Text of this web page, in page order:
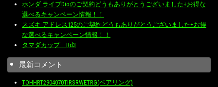
ホンダ ライブDioのご契約どうもありがとうございました+お得な
選べるキャンペーン情報！！
スズキ アドレス125のご契約どうもありがとうございました+お得
な選べるキャンペーン情報！！
タマダカップ Rd3
最新コメント
TOHHRT2904070TIRSRWETRG(ベアリング)